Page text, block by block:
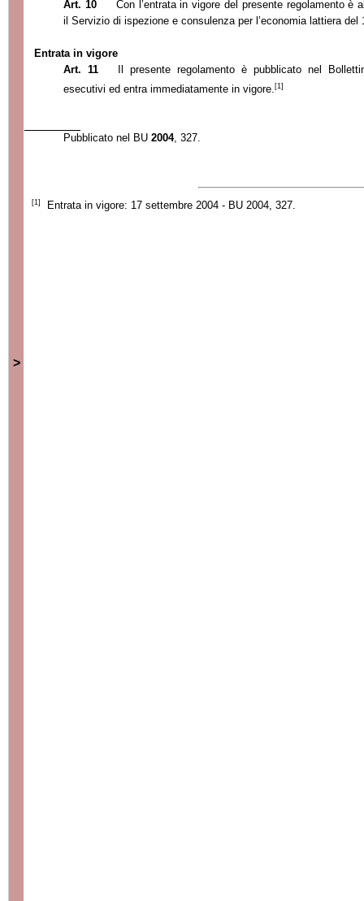
>
Art. 10 Con l’entrata in vigore del presente regolamento è
il Servizio di ispezione e consulenza per l’economia lattiera del
Entrata in vigore
Art. 11
Il presente regolamento è pubblicato nel
esecutivi ed entra immediatamente in vigore. [1]
Pubblicato nel BU 2004, 327.
[1] Entrata in vigore: 17 settembre 2004 - BU 2004, 327.